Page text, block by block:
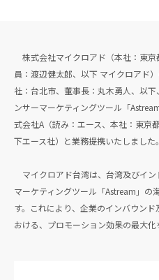
株式会社マイクロアド（本社：東
員：渡辺健太郎、以下 マイクロアド
社：台北市、董事長：丸木勇人、以
ンサーマーケティングツール「
式会社A（読み：エース、本社：東京
下エース社）と業務提携いたしました。
マイクロアド台湾は、台湾及びイ
マーケティングツール「Astream」の
す。これにより、企業のインバウン
おける、プロモーション効果の最大化